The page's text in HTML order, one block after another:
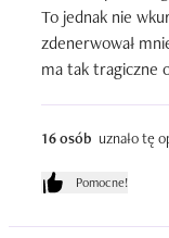
To jednak nie
zdenerwował
ma tak tragiczne
musiał pójść do
mam manię
linery mam,
Makeup
16 osób uznało tę
Pomocne!